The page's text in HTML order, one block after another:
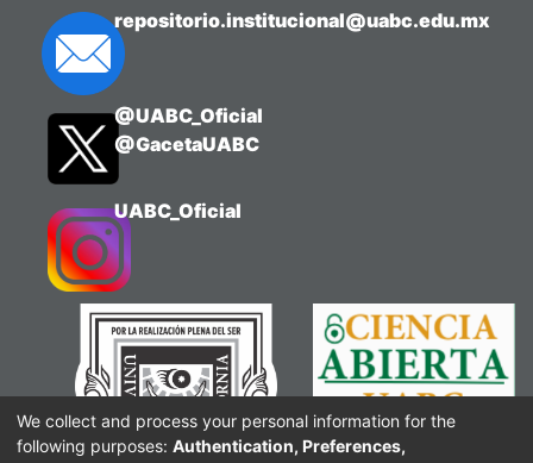
repositorio.institucional@uabc.edu.mx
@UABC_Oficial
@GacetaUABC
UABC_Oficial
We collect and process your personal information for the
following purposes: Authentication, Preferences,